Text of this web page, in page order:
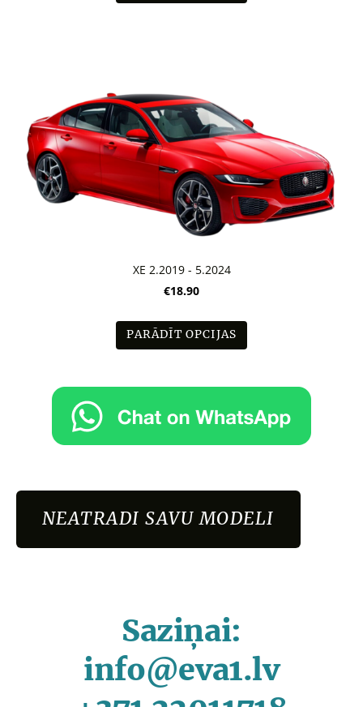
NEATRADI SAVU MODELI
Saziņai:
info@eva1.lv
XE 2.2019 - 5.2024
€18.90
PARĀDĪT OPCIJAS